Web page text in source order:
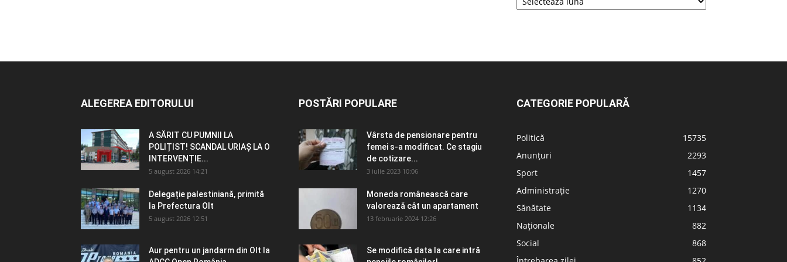
ALEGEREA EDITORULUI
A SĂRIT CU PUMNII LA
POLIȚIST! SCANDAL URIAȘ LA O
INTERVENȚIE...
5 august 2026 14:21
Delegație palestiniană, primită
la Prefectura Olt
5 august 2026 12:51
Aur pentru un jandarm din Olt la
POSTĂRI POPULARE
Vârsta de pensionare pentru
femei s-a modificat. Ce stagiu
de cotizare...
3 iulie 2023 10:06
Moneda românească care
valorează cât un apartament
13 februarie 2024 12:26
Se modifică data la care intră
CATEGORIE POPULARĂ
Politică
15735
Anunțuri
2293
Sport
1457
Administrație
1270
Sănătate
1134
Naționale
882
Social
868